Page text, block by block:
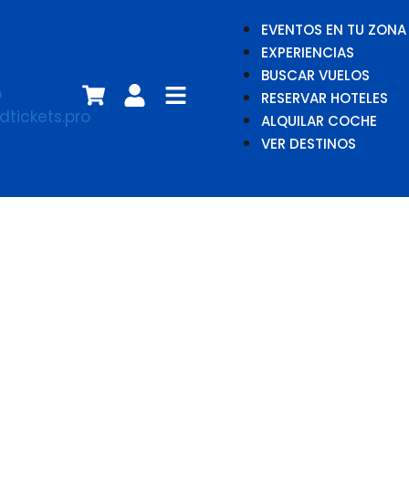
EVENTOS EN TU ZONA
EXPERIENCIAS
BUSCAR VUELOS
RESERVAR HOTELES
ALQUILAR COCHE
VER DESTINOS